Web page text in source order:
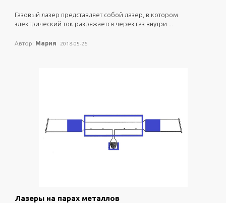
газовый лазер представляет собой лазер, в котором
электрический ток разряжается через газ внутри ...
Автор: Мария 2018-05-26
Лазеры на парах металлов